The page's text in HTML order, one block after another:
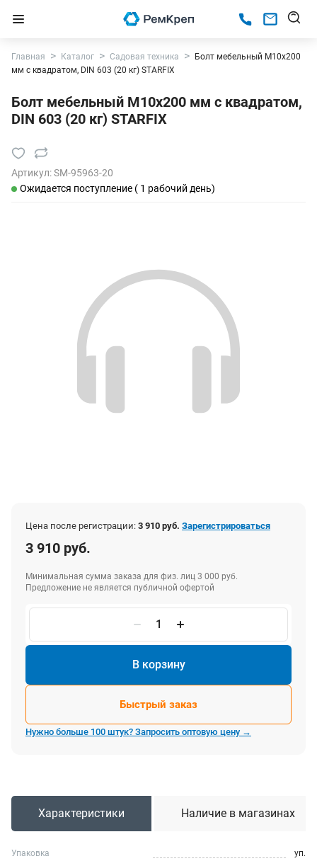
Главная Каталог Садовая техника
Болт мебельный М10х200
мм с квадратом, DIN 603 (20 кг) STARFIX
Болт мебельный М10х200 мм с квадратом,
DIN 603 (20 кг) STARFIX
Артикул:SM-95963-20
Ожидается поступление ( 1 рабочий день)
Цена после регистрации: 3 910 руб. Зарегистрироваться
3 910 руб.
Минимальная сумма заказа для физ. лиц 3 000 руб.
Предложение не является публичной офертой
В корзину
Быстрый заказ
Нужно больше 100 штук? Запросить оптовую цену →
Характеристики Наличие в магазинах
Упаковка уп.